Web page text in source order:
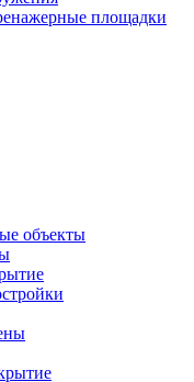
площадки
объекты